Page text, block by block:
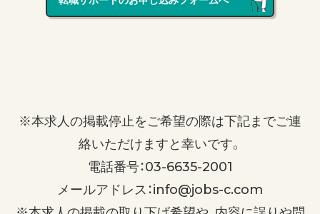
※本求人の掲載停止をご希望の際は下記までご連
絡いただけますと幸いです。
電話番号：03-6635-2001
メールアドレス：info@jobs-c.com